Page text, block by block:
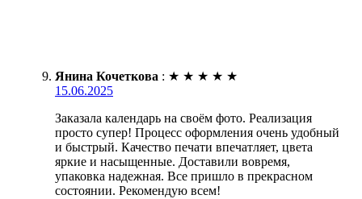
Янина Кочеткова : ★ ★ ★ ★ ★
15.06.2025
Заказала календарь на своём фото. Реализация
просто супер! Процесс оформления очень удобный
и быстрый. Качество печати впечатляет, цвета
яркие и насыщенные. Доставили вовремя,
упаковка надежная. Все пришло в прекрасном
состоянии. Рекомендую всем!